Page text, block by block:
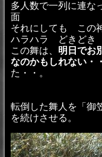
多人数で一列に連な
面
それにしても この
ハラハラ どきどき
この舞は、 明日でお
なのかもしれない・・
た・・。
転倒した舞人を「御
を続けさせる。